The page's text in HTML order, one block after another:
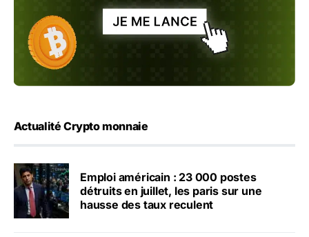
Actualité Crypto monnaie
Emploi américain : 23 000 postes
détruits en juillet, les paris sur une
hausse des taux reculent